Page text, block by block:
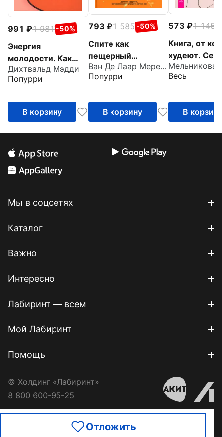
Отложить
991 1 981 -50%
Энергия
молодости. Как
жить долго и с
удовольствием.
женщин
Дихтвальд Мэдди
Попурри
В корзину
793 1 585 -50%
Спите как
пещерный
человек. Древняя
мудрость, которая
ночной сон
Ван Де Лаар Мерейн
Попурри
В корзину
573 1 145
Книга, от
худеют.
стройной
Весь
В корзину
Мы в соцсетях
Каталог
Важно
Интересно
Лабиринт — всем
Мой Лабиринт
Помощь
© Холдинг «Лабиринт»
8 800 600-95-25